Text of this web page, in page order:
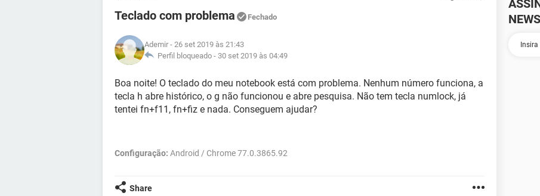
Teclado com problema Fechado
Ademir - 26 set 2019 às 21:43
Perfil bloqueado - 30 set 2019 às 04:49
Boa noite! O teclado do meu notebook está com problema. Nenhum número funciona, a
tecla h abre histórico, o g não funcionou e abre pesquisa. Não tem tecla numlock, já
tentei fn+f11, fn+fiz e nada. Conseguem ajudar?
Configuração: Android / Chrome 77.0.3865.92
Share